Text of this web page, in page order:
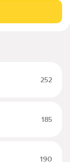
Большая
252
185
190